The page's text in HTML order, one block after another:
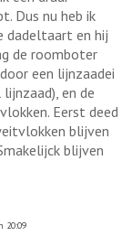
Dus nu heb ik
dadeltaart en hij
de roomboter
een lijnzaadei
en de
Eerst deed
blijven
blijven
20:09